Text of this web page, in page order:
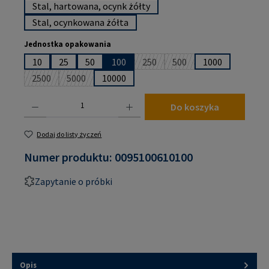
Stal, hartowana, ocynk żółty
Stal, ocynkowana żółta
Wybierz
Jednostka opakowania
10 25 50 100 250(Ta opcja jest obecnie
500(Ta opcja jest obecnie
1000
2500(Ta opcja jest obecnie niedostępna.)
5000(Ta opcja jest obecnie niedostępna.)
10000
Do koszyka
Dodaj do listy życzeń
Numer produktu: 0095100610100
Zapytanie o próbki
Opis